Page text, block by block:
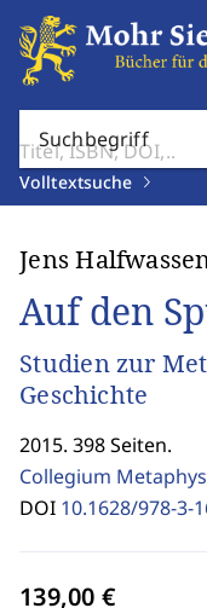
Suchbegriff
Volltextsuche
Jens
Auf den
Studien zur
Geschichte
2015. 398 Seiten.
Collegium
DOI 10.1628/978-3-